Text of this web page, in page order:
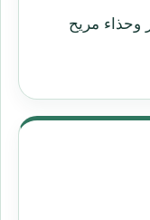
وحذاء مريح